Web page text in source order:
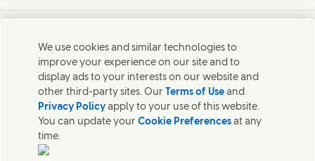
with us on Facebook
Connect with us on X
Connect with us on Instagram
Connect with us on LinkedIn
Contatti
Mettiti in contatto con Unilever in tutto il mondo.
Contatti
Contatta Unilever Italia
Note legali
We use cookies and similar technologies to
improve your experience on our site and to
display ads to your interests on our website and
other third-party sites. Our Terms of Use and
Privacy Policy apply to your use of this website.
You can update yourCookie Preferences at any
time.